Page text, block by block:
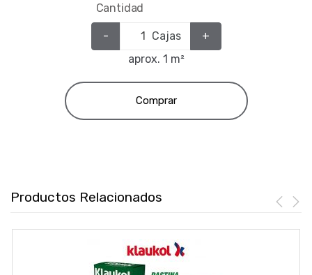
Cantidad
- Cajas
+
aprox. 1 m²
Comprar
Productos Relacionados